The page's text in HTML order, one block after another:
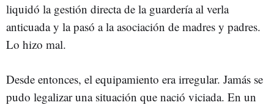
liquidó la gestión directa de la guardería al verla
anticuada y la pasó a la asociación de madres y padres.
Lo hizo mal.
Desde entonces, el equipamiento era irregular. Jamás se
pudo legalizar una situación que nació viciada. En un